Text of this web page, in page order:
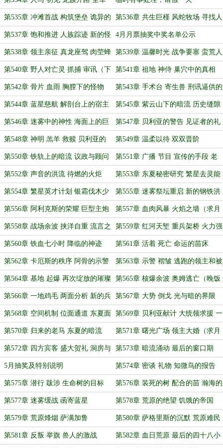
冲锋
第535章 冲滩首战 构筑堡垒 诡异的
巨树丛林
第536章 共生巨槿 风蛇牧场 寻找人
族文明
第537章 饱和推进 人族踪迹 新的怪
物
4月月票抽奖中奖名单公示
第538章 领主亲征 真龙座驾 肉茔蜂
巢与钩蠓怪
第539章 温馨时光 战争要塞 蛮荒人
族的怒吼
第540章 野人对亡灵 抓捕 审讯（下
一章13点）
第541章 祖地 神侍 巢穴中的真相
（二更7K求月票）
第542章 骨片 血雨 胸膛下的怪物
（提前发，有点事，下一章晚饭前）
第543章 手术台 寄生兽 刑讯逼供的
情报
第544章 蓝星慈航 解剖台上的宿主
和幼体（第二更时间不确定，勿等）
第545章 紫云山下的暗流 历史缝隙
的窥探
第546章 迷雾中的神性 海面上的巨
兽
第547章 贝利亚的警告 见证者的礼
物（勿等）
第548章 神明 羔羊 救赎 贝利亚的
方案
第549章 温柔以待 双双晋阶
第550章 铁轨上的暗流 议政与顾问
的分歧
第551章 广播 节目 宣传的手段 老
马的谋算
第552章 声音的洪流 待燃的火炬 第553章 东夏秘密研究 繁星去灵能
化
第554章 繁星英才计划 银霜伐木少
年（下一章晚）
第555章 迷雾祭坛重启 新的钢铁洪
流
第556章 阿利克斯的荣耀 巨型主炮
的轰鸣
第557章 血肉风暴 火焰之墙（求月
票）
第558章 战场余波 挟洋自重 流言之
威
第559章 红河天堑 重兵架桥 火力强
渡
第560章 铁血七小时 降临的神迹 第561章 活着 死亡 命运的苗床
（晚）
第562章 卡厄斯的秩序 阿骨的示警 第563章 示警 褶皱 逃跑的领主和被
突袭的基地（晚）
第564章 基地 起爆 再次绽放的璀璨
之光
第565章 核爆余波 奥姆逃亡（晚饭
前后）
第566章 一地鸡毛 两面分析 新的兵
种
第567章 大势 倒戈 光与暗的界限
（勿等）
第568章 空间机制 位面通道 东夏面
对的难题（今日双倍月票求票）
第569章 贝利亚献计 大统领求援 一
场关于海蛇的交易（月末求月票）
第570章 归来的老马 东夏的暗流
（求月票）
第571章 曙光广场 领主大婚（求月
票）
第572章 四方宾客 盛大贺礼 洞房与
食蟹（求月票）
第573章 暗流涌动 最后的窗口期
（最后一天求月票）
5月抽奖及特别说明 第574章 密谈 礼物 知微鸟的报告
第575章 潜行 跋涉 生命树的目标
（双倍期间，求个月票）
第576章 装死的树 配合的苗 瀚海的
皇家园林
第577章 迷雾缓战 函寄蓝星 第578章 荒原的绝望 饥饿的帝国
第579章 荒原烽烟 萨满加鲁 第580章 萨格里斯的沉默 荒原难民
的呼喊
第581章 反叛 举旗 兽人的激战 第582章 血日荒原 最后的四十八小